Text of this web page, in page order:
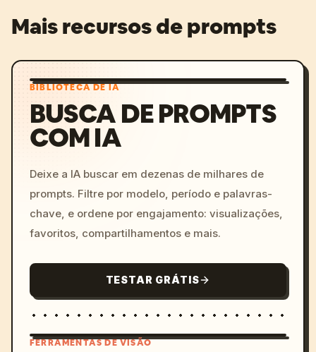
Mais recursos de prompts
BIBLIOTECA DE IA
BUSCA DE PROMPTS
COM IA
Deixe a IA buscar em dezenas de milhares de
prompts. Filtre por modelo, período e palavras-
chave, e ordene por engajamento: visualizações,
favoritos, compartilhamentos e mais.
TESTAR GRÁTIS
FERRAMENTAS DE VISÃO